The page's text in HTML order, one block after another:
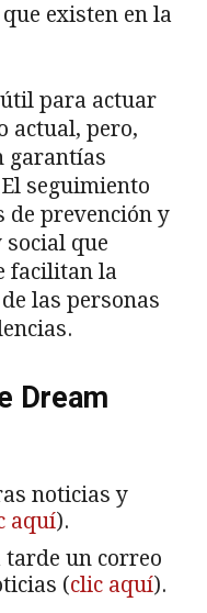
existen en la
para actuar
actual, pero,
garantías
seguimiento
de prevención y
que
facilitan la
las personas
Dream
noticias y
aquí).
tarde un correo
(clic aquí).